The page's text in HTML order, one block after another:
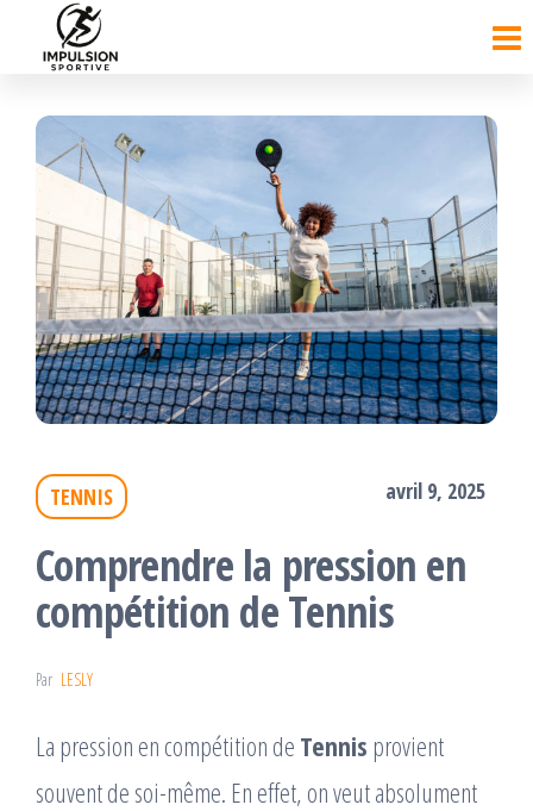
contenu
TENNIS avril 9, 2025
Comprendre la pression en
compétition de Tennis
Par LESLY
La pression en compétition de Tennis provient
souvent de soi-même. En effet, on veut absolument